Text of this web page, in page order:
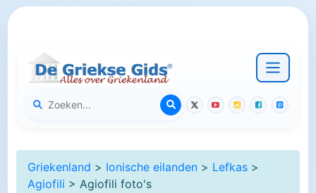
Griekenland > Ionische eilanden > Lefkas >
Agiofili > Agiofili foto's